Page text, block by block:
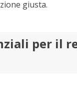
giusta.
per il